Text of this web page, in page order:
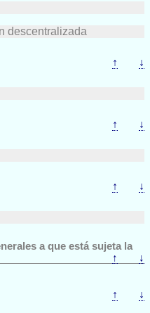
descentralizada
↑ ↓
↑ ↓
↑ ↓
a que está sujeta la
↑ ↓
↑ ↓